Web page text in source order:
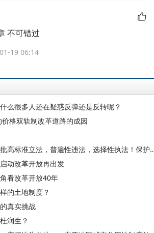
不可错过
19 06:14
么很多人还在疑惑反弹还是反转呢？
格双轨制改革道路的成因
经济学者华生教授猛批高标准立法，普遍性
动改革开放再出发
看改革开放40年
的土地制度？
真实挑战
润生？